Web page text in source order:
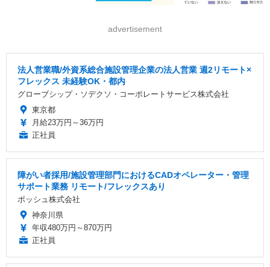
advertisement
法人営業職/外資系総合施設管理企業の法人営業 週2リモート×
フレックス 未経験OK・都内
グローブシップ・ソデクソ・コーポレートサービス株式会社
東京都
月給23万円～36万円
正社員
障がい者採用/施設管理部門におけるCADオペレーター・管理
サポート業務 リモート/フレックスあり
ボッシュ株式会社
神奈川県
年収480万円～870万円
正社員